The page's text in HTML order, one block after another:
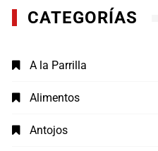
CATEGORÍAS
A la Parrilla
Alimentos
Antojos